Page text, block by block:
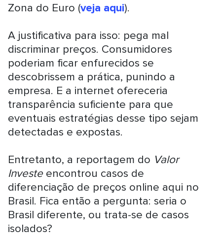
Zona do Euro (veja aqui).
A justificativa para isso: pega mal
discriminar preços. Consumidores
poderiam ficar enfurecidos se
descobrissem a prática, punindo a
empresa. E a internet ofereceria
transparência suficiente para que
eventuais estratégias desse tipo sejam
detectadas e expostas.
Entretanto, a reportagem do Valor
Investe encontrou casos de
diferenciação de preços online aqui no
Brasil. Fica então a pergunta: seria o
Brasil diferente, ou trata-se de casos
isolados?